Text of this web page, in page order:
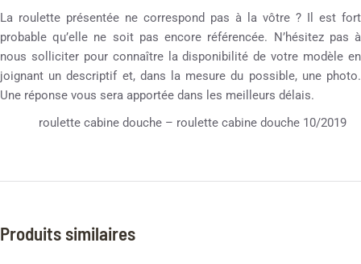
La roulette présentée ne correspond pas à la vôtre ? Il est fort
probable qu’elle ne soit pas encore référencée. N’hésitez pas à
nous solliciter pour connaître la disponibilité de votre modèle en
joignant un descriptif et, dans la mesure du possible, une photo.
Une réponse vous sera apportée dans les meilleurs délais.
roulette cabine douche – roulette cabine douche 10/2019
Produits similaires